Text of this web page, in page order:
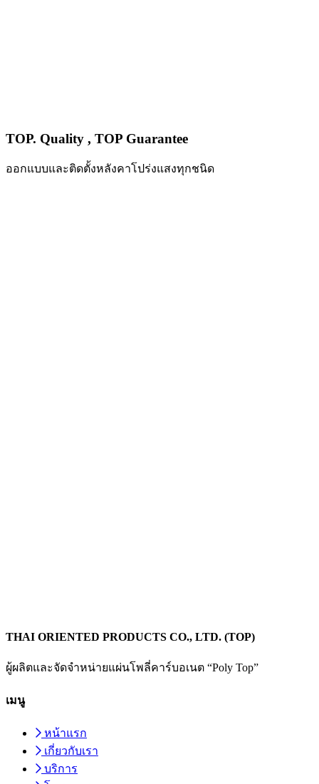
TOP. Quality , TOP Guarantee
ออกแบบและติดตั้งหลังคาโปร่งแสงทุกชนิด
THAI ORIENTED PRODUCTS CO., LTD. (TOP)
ผู้ผลิตและจัดจำหน่ายแผ่นโพลี่คาร์บอเนต “Poly Top”
เมนู
หน้าแรก
เกี่ยวกับเรา
บริการ